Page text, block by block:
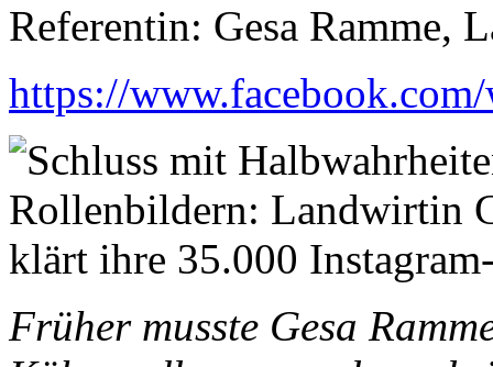
Referentin: Gesa Ramme,
https://
Früher musste Gesa